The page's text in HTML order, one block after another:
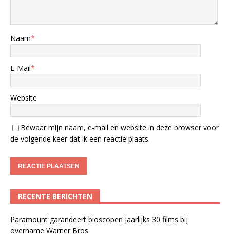
Naam*
E-Mail*
Website
Bewaar mijn naam, e-mail en website in deze browser voor
de volgende keer dat ik een reactie plaats.
RECENTE BERICHTEN
Paramount garandeert bioscopen jaarlijks 30 films bij
overname Warner Bros